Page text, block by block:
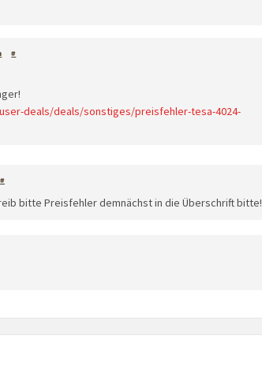
#
deals/deals/sonstiges/preisfehler-tesa-4024-
#
bitte Preisfehler demnächst in die Überschrift bitte!